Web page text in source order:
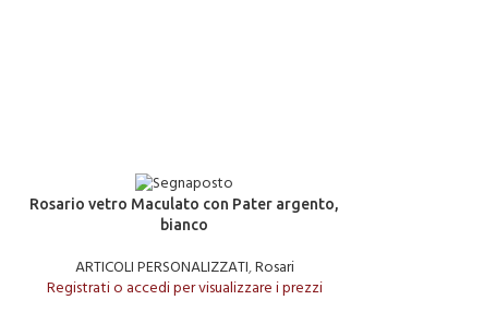
LEGGI TUTTO
Rosario vetro Maculato con Pater argento,
bianco
ARTICOLI PERSONALIZZATI,Rosari
Registrati o accedi per visualizzare i prezzi